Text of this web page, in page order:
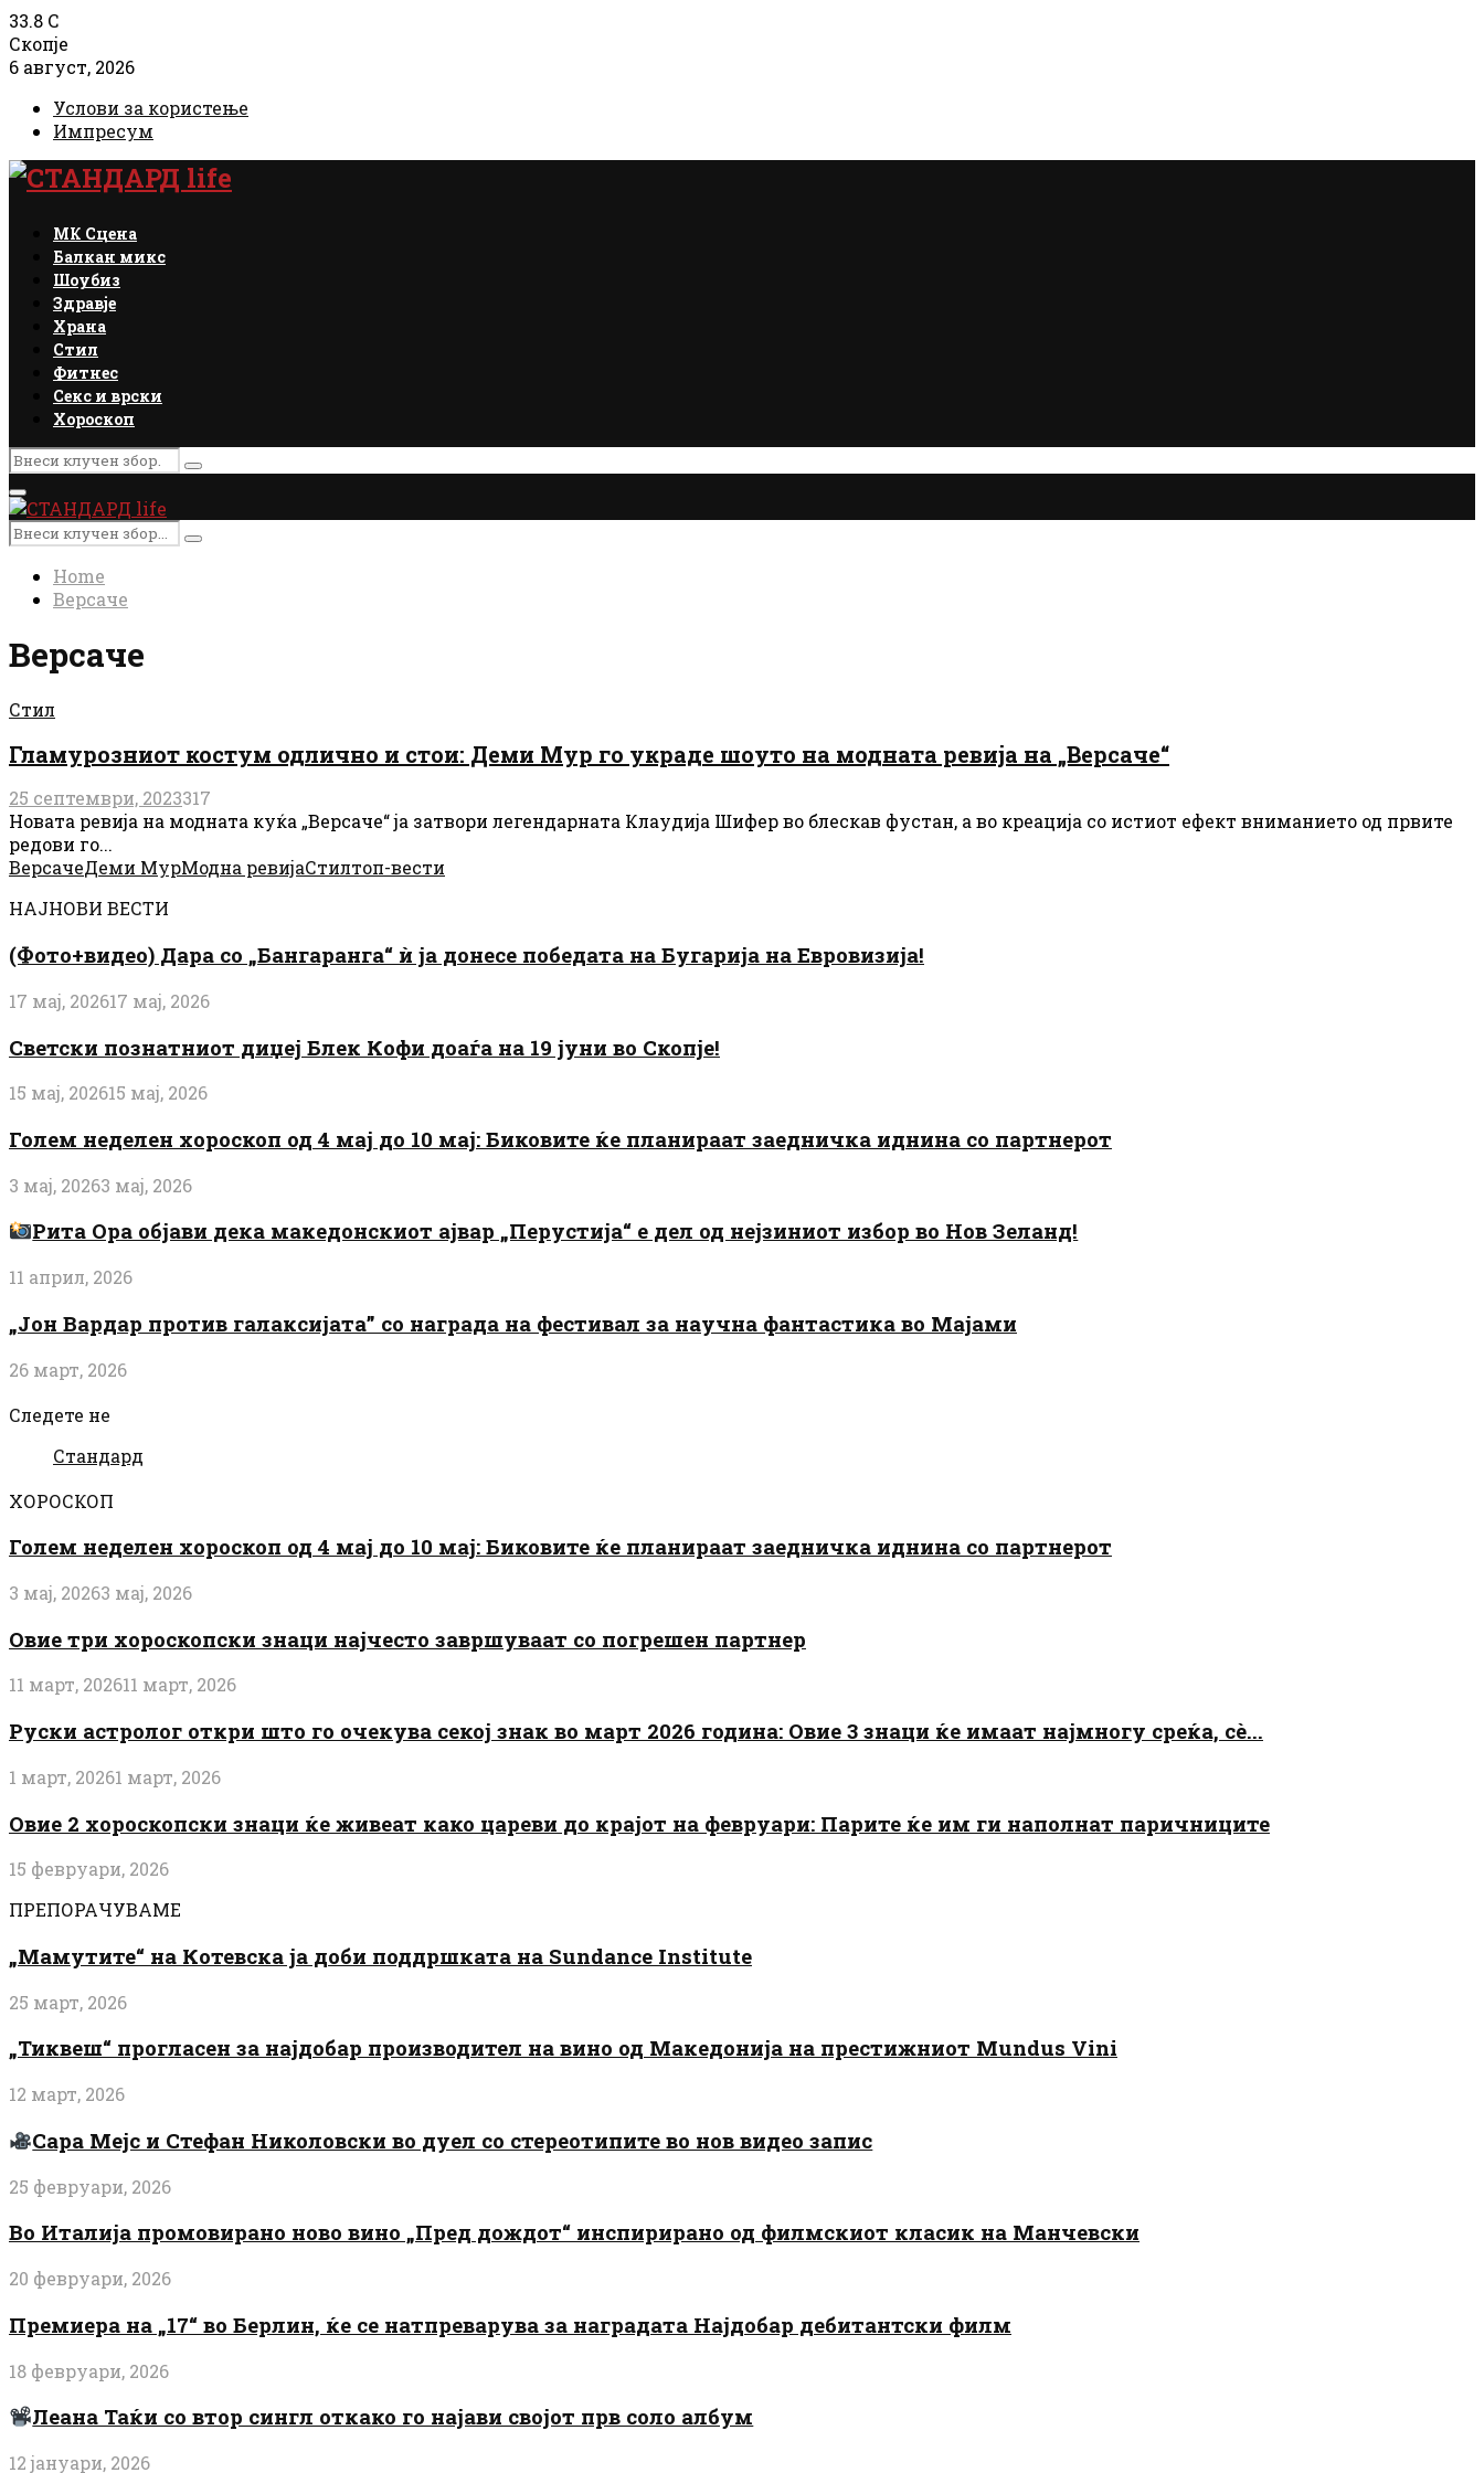
33.8 C
Скопје
6 август, 2026
Услови за користење
Импресум
Facebook
Instagram
Email
Rss
МК Сцена
Балкан микс
Шоубиз
Здравје
Храна
Стил
Фитнес
Секс и врски
Хороскоп
Search
for:
Search
Primary
Menu
Search
for:
Search
Home
Версаче
Версаче
Стил
Гламурозниот костум одлично и стои: Деми Мур го украде шоуто на модната ревија на „Версаче“
25 септември, 2023317
Новата ревија на модната куќа „Версаче“ ја затвори легендарната Клаудија Шифер во блескав фустан, а во креација со истиот ефект вниманието од првите
редови го...
ВерсачеДеми МурМодна ревијаСтилтоп-вести
НАЈНОВИ ВЕСТИ
(Фото+видео) Дара со „Бангаранга“ ѝ ја донесе победата на Бугарија на Евровизија!
17 мај, 202617 мај, 2026
Светски познатниот диџеј Блек Кофи доаѓа на 19 јуни во Скопје!
15 мај, 202615 мај, 2026
Голем неделен хороскоп од 4 мај до 10 мај: Биковите ќе планираат заедничка иднина со партнерот
3 мај, 20263 мај, 2026
Рита Ора објави дека македонскиот ајвар „Перустија“ е дел од нејзиниот избор во Нов Зеланд!
11 април, 2026
„Јон Вардар против галаксијата” со награда на фестивал за научна фантастика во Мајами
26 март, 2026
Следете не
Стандард
ХОРОСКОП
Голем неделен хороскоп од 4 мај до 10 мај: Биковите ќе планираат заедничка иднина со партнерот
3 мај, 20263 мај, 2026
Овие три хороскопски знаци најчесто завршуваат со погрешен партнер
11 март, 202611 март, 2026
Руски астролог откри што го очекува секој знак во март 2026 година: Овие 3 знаци ќе имаат најмногу среќа, сè...
1 март, 20261 март, 2026
Овие 2 хороскопски знаци ќе живеат како цареви до крајот на февруари: Парите ќе им ги наполнат паричниците
15 февруари, 2026
ПРЕПОРАЧУВАМЕ
„Мамутите“ на Котевска ја доби поддршката на Sundance Institute
25 март, 2026
„Тиквеш“ прогласен за најдобар производител на вино од Македонија на престижниот Mundus Vini
12 март, 2026
Сара Мејс и Стефан Николовски во дуел со стереотипите во нов видео запис
25 февруари, 2026
Во Италија промовирано ново вино „Пред дождот“ инспирирано од филмскиот класик на Манчевски
20 февруари, 2026
Премиера на „17“ во Берлин, ќе се натпреварува за наградата Најдобар дебитантски филм
18 февруари, 2026
Леана Таќи со втор сингл откако го најави својот прв соло албум
12 јануари, 2026